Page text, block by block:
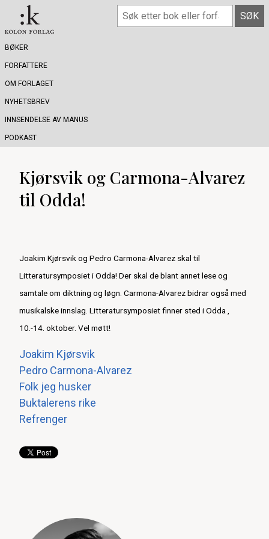
BØKER
FORFATTERE
OM FORLAGET
NYHETSBREV
INNSENDELSE AV MANUS
PODKAST
Kjørsvik og Carmona-Alvarez
til Odda!
Joakim Kjørsvik og Pedro Carmona-Alvarez skal til
Litteratursymposiet i Odda! Der skal de blant annet lese og
samtale om diktning og løgn. Carmona-Alvarez bidrar også med
musikalske innslag. Litteratursymposiet finner sted i Odda ,
10.-14. oktober. Vel møtt!
Joakim Kjørsvik
Pedro Carmona-Alvarez
Folk jeg husker
Buktalerens rike
Refrenger